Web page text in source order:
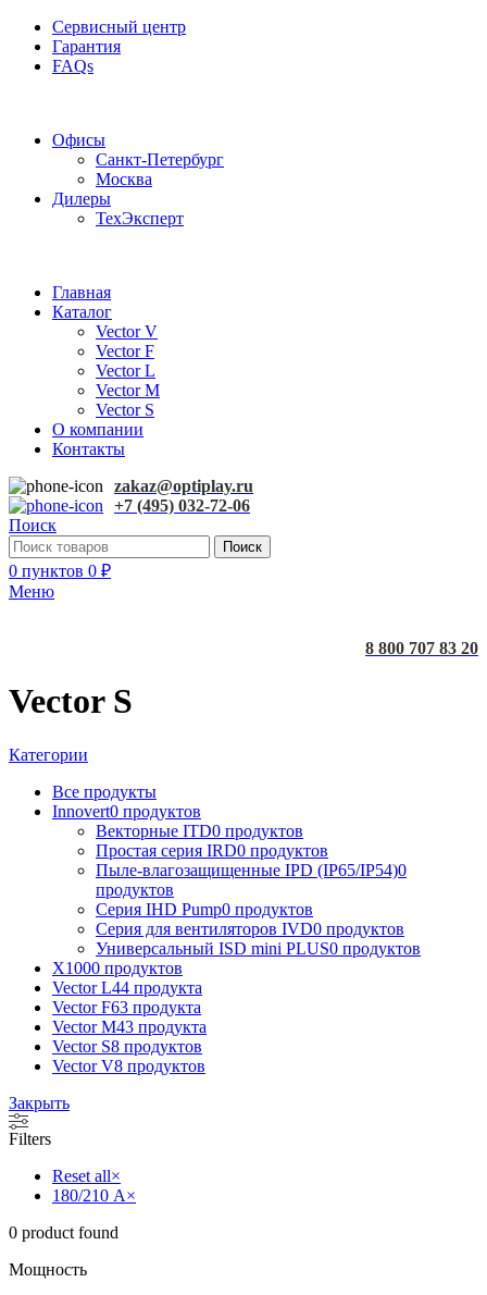
Сервисный центр
Гарантия
FAQs
Офисы
Санкт-Петербург
Москва
Дилеры
ТехЭксперт
Главная
Каталог
Vector V
Vector F
Vector L
Vector M
Vector S
О компании
Контакты
zakaz@optiplay.ru
+7 (495) 032-72-06
Поиск
Поиск
0 пунктов 0 ₽
Меню
8 800 707 83 20
Vector S
Категории
Все продукты
Innovert0 продуктов
Векторные ITD0 продуктов
Простая серия IRD0 продуктов
Пыле-влагозащищенные IPD (IP65/IP54)0
продуктов
Серия IHD Pump0 продуктов
Серия для вентиляторов IVD0 продуктов
Универсальный ISD mini PLUS0 продуктов
X1000 продуктов
Vector L44 продукта
Vector F63 продукта
Vector M43 продукта
Vector S8 продуктов
Vector V8 продуктов
Закрыть
Filters
Reset all×
180/210 А×
0 product found
Мощность